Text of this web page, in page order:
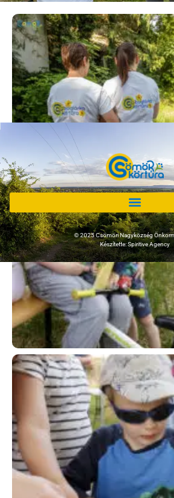
© 2025 Csömöri Nagyközség
Készítette: Spiritive Agency